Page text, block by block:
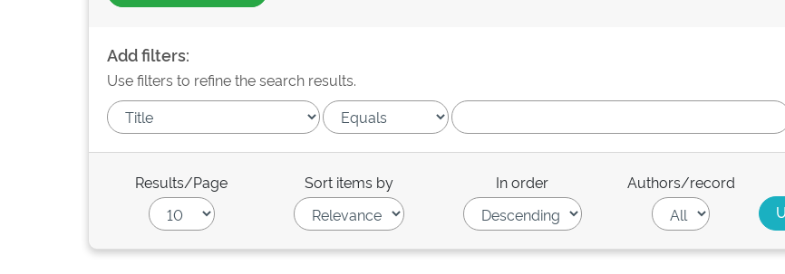
Add filters:
Use filters to refine the search results.
Results/Page Sort items by In order Authors/record